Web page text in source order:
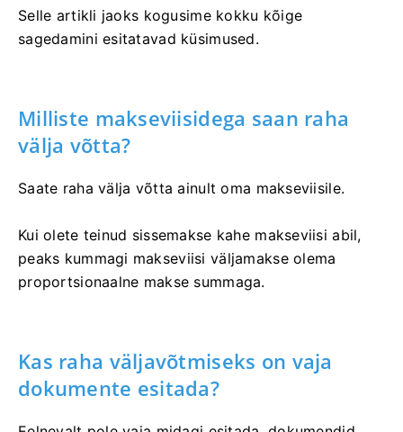
Selle artikli jaoks kogusime kokku kõige
sagedamini esitatavad küsimused.
Milliste makseviisidega saan raha
välja võtta?
Saate raha välja võtta ainult oma makseviisile.
Kui olete teinud sissemakse kahe makseviisi abil,
peaks kummagi makseviisi väljamakse olema
proportsionaalne makse summaga.
Kas raha väljavõtmiseks on vaja
dokumente esitada?